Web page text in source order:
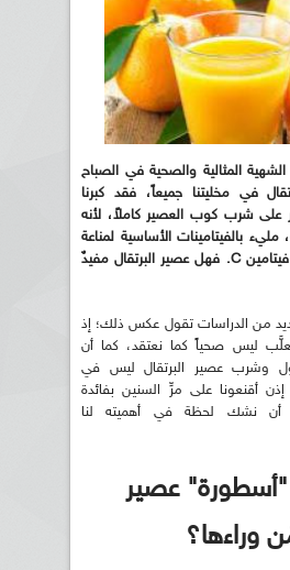
الشهية المثالية والصحية في الصباح
في مخليتنا جميعاً، فقد كبرنا
على شرب كوب العصير كاملاً، لأنه
بالفيتامينات الأساسية لمناعة
جسم الإنسان، خاصةً فيتامين C. فهل عصير البرتقال مفيدٌ
من الدراسات تقول عكس ذلك؛ إذ
ليس صحياً كما نعتقد، كما أن
وشرب عصير البرتقال ليس في
أقنعونا على مرِّ السنين بفائدة
أن نشك لحظة في أهميته لنا
عصير
وراءها؟